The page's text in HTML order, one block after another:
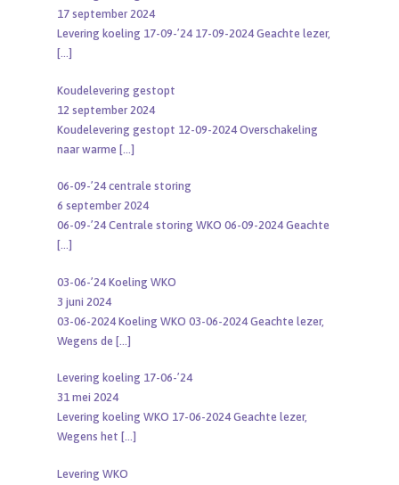
17 september 2024
Levering koeling 17-09-’24 17-09-2024 Geachte lezer,
[…]
Koudelevering gestopt
12 september 2024
Koudelevering gestopt 12-09-2024 Overschakeling
naar warme […]
06-09-’24 centrale storing
6 september 2024
06-09-’24 Centrale storing WKO 06-09-2024 Geachte
[…]
03-06-’24 Koeling WKO
3 juni 2024
03-06-2024 Koeling WKO 03-06-2024 Geachte lezer,
Wegens de […]
Levering koeling 17-06-’24
31 mei 2024
Levering koeling WKO 17-06-2024 Geachte lezer,
Wegens het […]
Levering WKO